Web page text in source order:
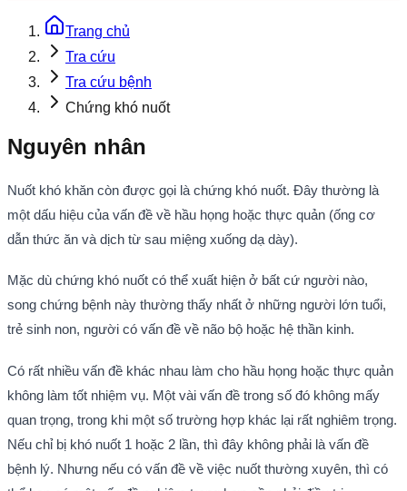
Trang chủ
Tra cứu
Tra cứu bệnh
Chứng khó nuốt
Nguyên nhân
Nuốt khó khăn còn được gọi là chứng khó nuốt. Đây thường là
một dấu hiệu của vấn đề về hầu họng hoặc thực quản (ống cơ
dẫn thức ăn và dịch từ sau miệng xuống dạ dày).
Mặc dù chứng khó nuốt có thể xuất hiện ở bất cứ người nào,
song chứng bệnh này thường thấy nhất ở những người lớn tuổi,
trẻ sinh non, người có vấn đề về não bộ hoặc hệ thần kinh.
Có rất nhiều vấn đề khác nhau làm cho hầu họng hoặc thực quản
không làm tốt nhiệm vụ. Một vài vấn đề trong số đó không mấy
quan trọng, trong khi một số trường hợp khác lại rất nghiêm trọng.
Nếu chỉ bị khó nuốt 1 hoặc 2 lần, thì đây không phải là vấn đề
bệnh lý. Nhưng nếu có vấn đề về việc nuốt thường xuyên, thì có